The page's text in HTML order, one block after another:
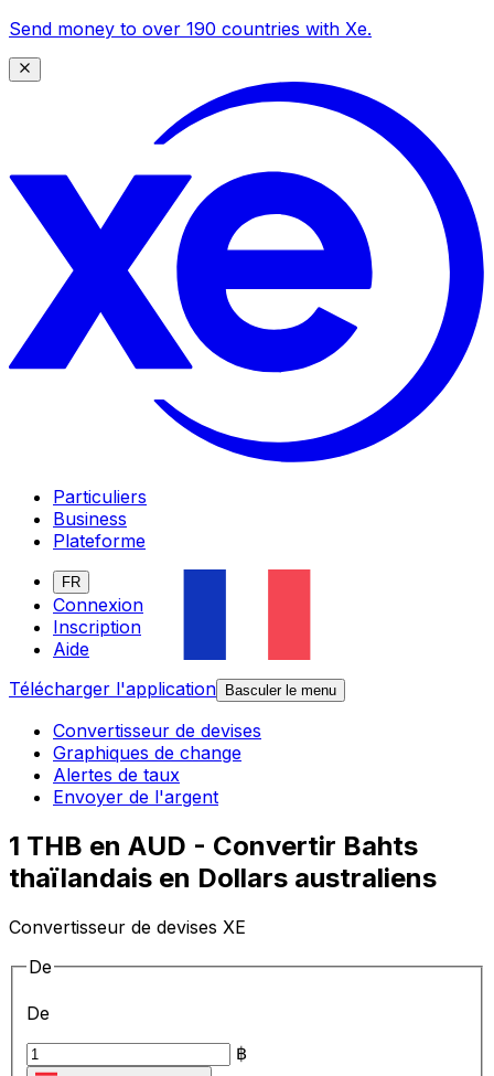
Send money to over 190 countries with Xe.
Particuliers
Business
Plateforme
FR
Connexion
Inscription
Aide
Télécharger l'application
Basculer le menu
Convertisseur de devises
Graphiques de change
Alertes de taux
Envoyer de l'argent
1 THB en AUD - Convertir Bahts
thaïlandais en Dollars australiens
Convertisseur de devises XE
De
De
฿